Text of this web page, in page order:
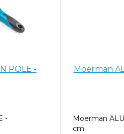
POLE -
-
Moerman
Moerman
cm